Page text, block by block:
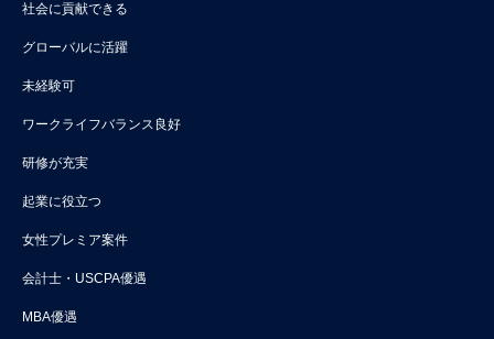
社会に貢献できる
グローバルに活躍
未経験可
ワークライフバランス良好
研修が充実
起業に役立つ
女性プレミア案件
会計士・USCPA優遇
MBA優遇